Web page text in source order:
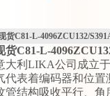
货C81-L-4096ZCU132/
货C81-L-
大利LIKA公司成立
代表着编码器和位
管结构吸收平行、